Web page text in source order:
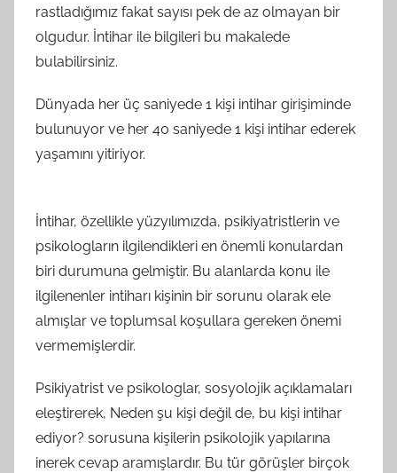
rastladığımız fakat sayısı pek de az olmayan bir
olgudur. İntihar ile bilgileri bu makalede
bulabilirsiniz.
Dünyada her üç saniyede 1 kişi intihar girişiminde
bulunuyor ve her 40 saniyede 1 kişi intihar ederek
yaşamını yitiriyor.
İntihar, özellikle yüzyılımızda, psikiyatristlerin ve
psikologların ilgilendikleri en önemli konulardan
biri durumuna gelmiştir. Bu alanlarda konu ile
ilgilenenler intiharı kişinin bir sorunu olarak ele
almışlar ve toplumsal koşullara gereken önemi
vermemişlerdir.
Psikiyatrist ve psikologlar, sosyolojik açıklamaları
eleştirerek, Neden şu kişi değil de, bu kişi intihar
ediyor? sorusuna kişilerin psikolojik yapılarına
inerek cevap aramışlardır. Bu tür görüşler birçok